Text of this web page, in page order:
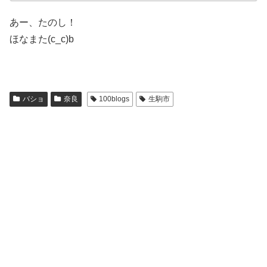
あー、たのし！
ほなまた(c_c)b
バショ 奈良 100blogs 生駒市